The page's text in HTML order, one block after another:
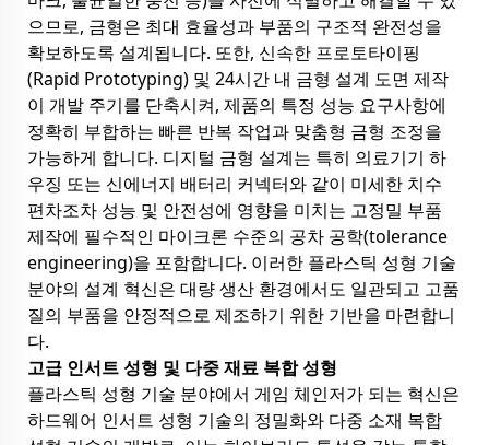
으므로, 금형은 최대 효율성과 부품의 구조적 완전성을
확보하도록 설계됩니다. 또한, 신속한 프로토타이핑
(Rapid Prototyping) 및 24시간 내 금형 설계 도면 제작
이 개발 주기를 단축시켜, 제품의 특정 성능 요구사항에
정확히 부합하는 빠른 반복 작업과 맞춤형 금형 조정을
가능하게 합니다. 디지털 금형 설계는 특히 의료기기 하
우징 또는 신에너지 배터리 커넥터와 같이 미세한 치수
편차조차 성능 및 안전성에 영향을 미치는 고정밀 부품
제작에 필수적인 마이크론 수준의 공차 공학(tolerance
engineering)을 포함합니다. 이러한 플라스틱 성형 기술
분야의 설계 혁신은 대량 생산 환경에서도 일관되고 고품
질의 부품을 안정적으로 제조하기 위한 기반을 마련합니
다.
고급 인서트 성형 및 다중 재료 복합 성형
플라스틱 성형 기술 분야에서 게임 체인저가 되는 혁신은
하드웨어 인서트 성형 기술의 정밀화와 다중 소재 복합